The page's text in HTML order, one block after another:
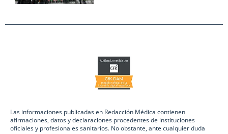
Las informaciones publicadas en Redacción Médica contienen
afirmaciones, datos y declaraciones procedentes de instituciones
oficiales y profesionales sanitarios. No obstante, ante cualquier duda